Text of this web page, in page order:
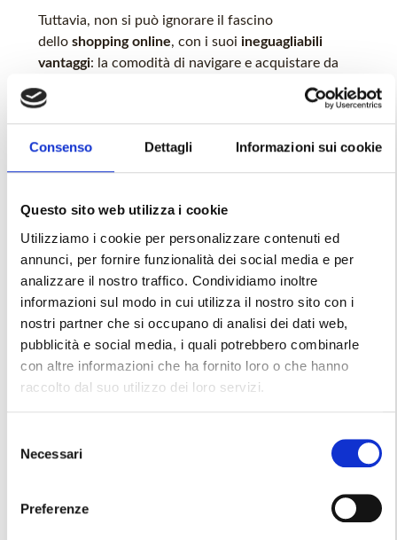
Consenso Dettagli Informazioni sui cookie
Questo sito web utilizza i cookie
Utilizziamo i cookie per personalizzare contenuti ed
annunci, per fornire funzionalità dei social media e per
analizzare il nostro traffico. Condividiamo inoltre
informazioni sul modo in cui utilizza il nostro sito con i
nostri partner che si occupano di analisi dei dati web,
pubblicità e social media, i quali potrebbero combinarle
con altre informazioni che ha fornito loro o che hanno
raccolto dal suo utilizzo dei loro servizi.
delNecessari
Preferenze
Tuttavia, non si può ignorare il fascino
dello shopping online, con i suoi ineguagliabili
vantaggi: la comodità di navigare e acquistare da
casa, una varietà infinita di opzioni a portata di clic
e prezzi competitivi che spesso non si trovano nei
negozi fisici.
personali
. La sicurezza online è essenziale per
senza rischi.
Cos’è il commercio
elettronico
attraverso internet
di un incontro fisico.